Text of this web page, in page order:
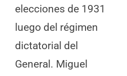
elecciones de 1931
luego del régimen
dictatorial del
General. Miguel